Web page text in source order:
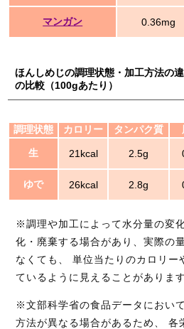
マンガン 0.36mg
ほんしめじの調理状態・加工方法の
の比較（100gあたり）
調理状態 カロリー タンパク質
生 21kcal 2.5g
ゆで 26kcal 2.8g
※調理や加工によって水分量の変
化・廃棄する場合があり、実際の
なくても、 単位当たりのカロリー
ているように見えることがあります
※文部科学省の食品データにおい
方法が異なる場合があるため、 各